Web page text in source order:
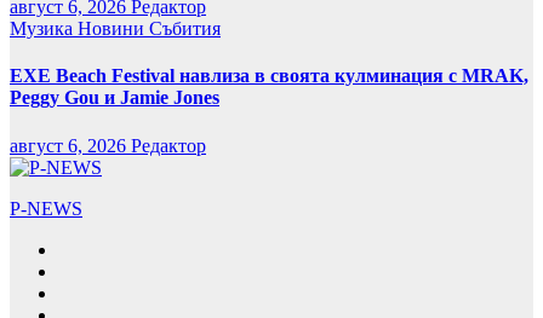
август 6, 2026 Редактор
Музика Новини Събития
EXE Beach Festival навлиза в своята кулминация с MRAK,
Peggy Gou и Jamie Jones
август 6, 2026 Редактор
P-NEWS